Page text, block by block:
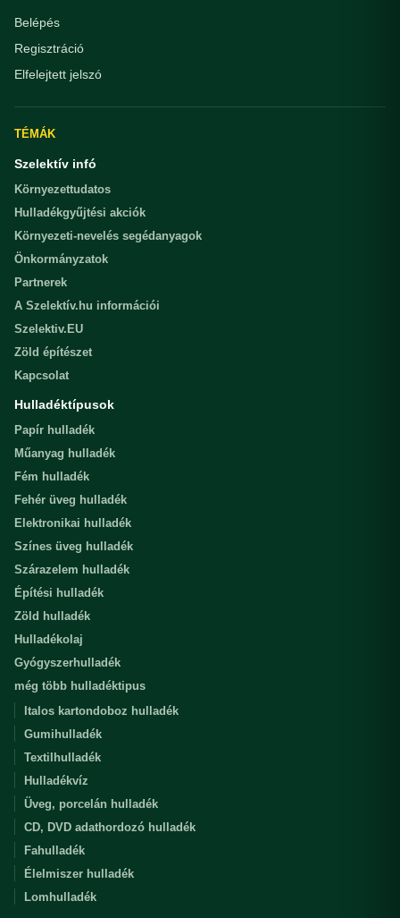
Belépés
Regisztráció
Elfelejtett jelszó
TÉMÁK
Szelektív infó
Környezettudatos
Hulladékgyűjtési akciók
Környezeti-nevelés segédanyagok
Önkormányzatok
Partnerek
A Szelektív.hu információi
Szelektiv.EU
Zöld építészet
Kapcsolat
Hulladéktípusok
Papír hulladék
Műanyag hulladék
Fém hulladék
Fehér üveg hulladék
Elektronikai hulladék
Színes üveg hulladék
Szárazelem hulladék
Építési hulladék
Zöld hulladék
Hulladékolaj
Gyógyszerhulladék
még több hulladéktipus
Italos kartondoboz hulladék
Gumihulladék
Textilhulladék
Hulladékvíz
Üveg, porcelán hulladék
CD, DVD adathordozó hulladék
Fahulladék
Élelmiszer hulladék
Lomhulladék